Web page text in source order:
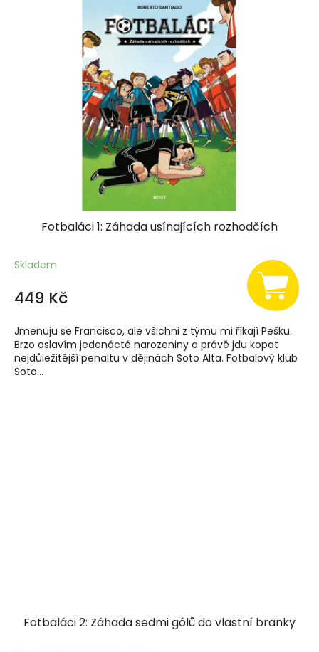
Fotbaláci 1: Záhada usínajících rozhodčích
Skladem
449 Kč
Jmenuju se Francisco, ale všichni z týmu mi říkají Pešku.
Brzo oslavím jedenácté narozeniny a právě jdu kopat
nejdůležitější penaltu v dějinách Soto Alta. Fotbalový klub
Soto...
Fotbaláci 2: Záhada sedmi gólů do vlastní branky